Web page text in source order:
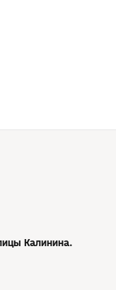
Калинина.